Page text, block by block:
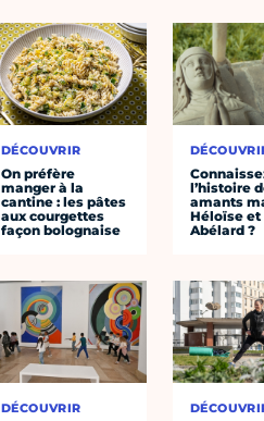
DÉCOUVRIR
On préfère
manger à la
cantine : les pâtes
aux courgettes
façon bolognaise
DÉCOUVRIR
l’histoire
amants
Héloïse et
Abélard ?